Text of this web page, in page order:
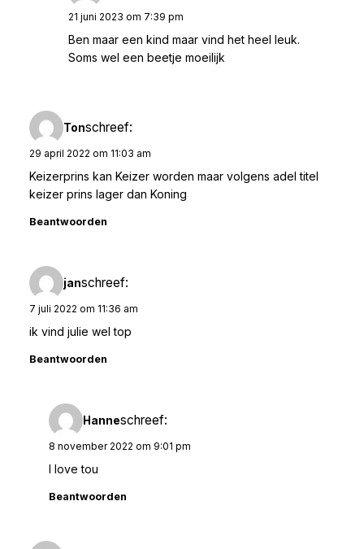
21 juni 2023 om 7:39 pm
Ben maar een kind maar vind het heel leuk.
Soms wel een beetje moeilijk
Tonschreef:
29 april 2022 om 11:03 am
Keizerprins kan Keizer worden maar volgens adel titel
keizer prins lager dan Koning
Beantwoorden
janschreef:
7 juli 2022 om 11:36 am
ik vind julie wel top
Beantwoorden
Hanneschreef:
8 november 2022 om 9:01 pm
I love tou
Beantwoorden